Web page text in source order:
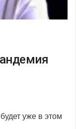
уже в этом